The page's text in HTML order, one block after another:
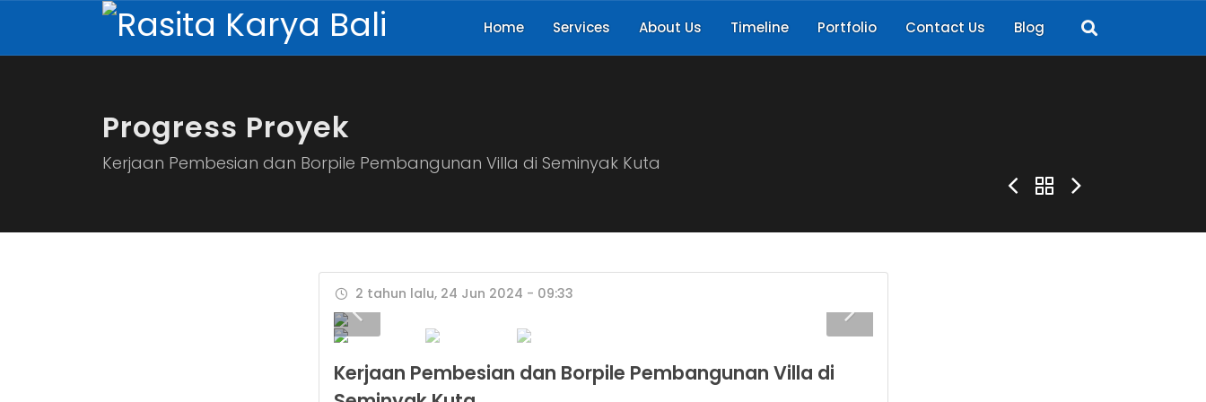
Home Services About Us Timeline Portfolio Contact Us Blog
Progress Proyek
Kerjaan Pembesian dan Borpile Pembangunan Villa di Seminyak Kuta
2 tahun lalu, 24 Jun 2024 - 09:33
Kerjaan Pembesian dan Borpile Pembangunan Villa di